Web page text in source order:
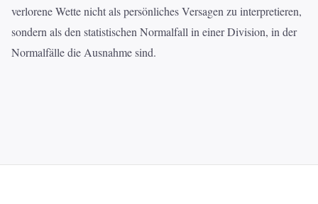
verlorene Wette nicht als persönliches Versagen zu interpretieren,
sondern als den statistischen Normalfall in einer Division, in der
Normalfälle die Ausnahme sind.